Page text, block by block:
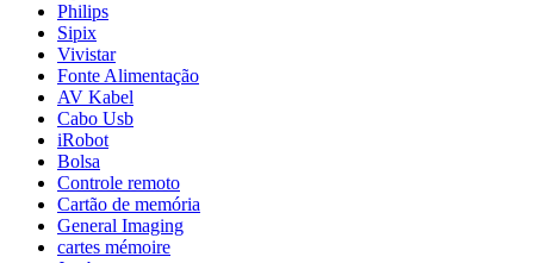
Philips
Sipix
Vivistar
Fonte Alimentação
AV Kabel
Cabo Usb
iRobot
Bolsa
Controle remoto
Cartão de memória
General Imaging
cartes mémoire